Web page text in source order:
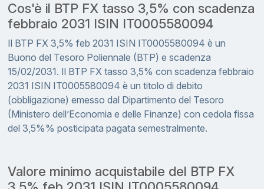
Cos'è il BTP FX tasso 3,5% con scadenza
febbraio 2031 ISIN IT0005580094
Il BTP FX 3,5% feb 2031 ISIN IT0005580094 è un
Buono del Tesoro Poliennale (BTP) e scadenza
15/02/2031. Il BTP FX tasso 3,5% con scadenza febbraio
2031 ISIN IT0005580094 è un titolo di debito
(obbligazione) emesso dal Dipartimento del Tesoro
(Ministero dell’Economia e delle Finanze) con cedola fissa
del 3,5%% posticipata pagata semestralmente.
Valore minimo acquistabile del BTP FX